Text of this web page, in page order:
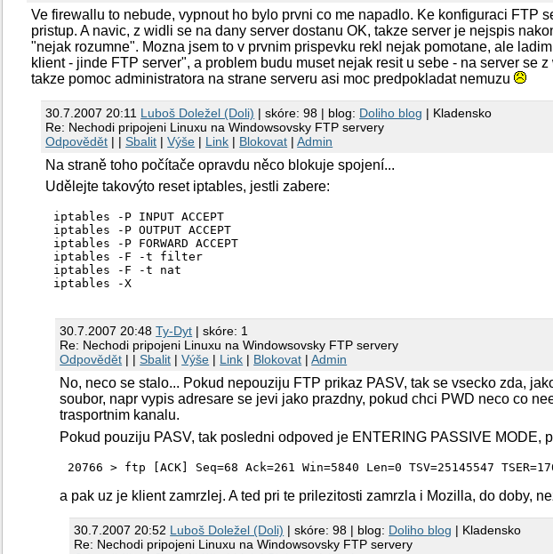
Ve firewallu to nebude, vypnout ho bylo prvni co me napadlo. Ke konfiguraci FTP
pristup. A navic, z widli se na dany server dostanu OK, takze server je nejspis
"nejak rozumne". Mozna jsem to v prvnim prispevku rekl nejak pomotane, ale
klient - jinde FTP server", a problem budu muset nejak resit u sebe - na server se
takze pomoc administratora na strane serveru asi moc predpokladat nemuzu
30.7.2007 20:11 Luboš Doležel (Doli) | skóre: 98 | blog: Doliho blog | Kladensko
Re: Nechodi pripojeni Linuxu na Windowsovsky FTP servery
Odpovědět | |Sbalit |Výše | Link | Blokovat |Admin
Na straně toho počítače opravdu něco blokuje spojení...
Udělejte takovýto reset iptables, jestli zabere:
iptables -P INPUT ACCEPT
iptables -P OUTPUT ACCEPT
iptables -P FORWARD ACCEPT
iptables -F -t filter
iptables -F -t nat
iptables -X
30.7.2007 20:48Ty-Dyt | skóre: 1
Re: Nechodi pripojeni Linuxu na Windowsovsky FTP servery
Odpovědět | |Sbalit |Výše | Link | Blokovat |Admin
No, neco se stalo... Pokud nepouziju FTP prikaz PASV, tak se vsecko zda,
soubor, napr vypis adresare se jevi jako prazdny, pokud chci PWD neco co
trasportnim kanalu.
Pokud pouziju PASV, tak posledni odpoved je ENTERING PASSIVE MODE,
a pak uz je klient zamrzlej. A ted pri te prilezitosti zamrzla i Mozilla, do doby,
30.7.2007 20:52 Luboš Doležel (Doli) | skóre: 98 | blog: Doliho blog | Kladensko
Re: Nechodi pripojeni Linuxu na Windowsovsky FTP servery